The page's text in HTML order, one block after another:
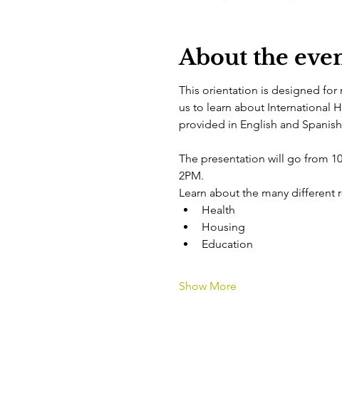
About the
This orientation is designed
us to learn about International
provided in English and
The presentation will go from
2PM.
Learn about the many different
Health
Housing
Education
Show More